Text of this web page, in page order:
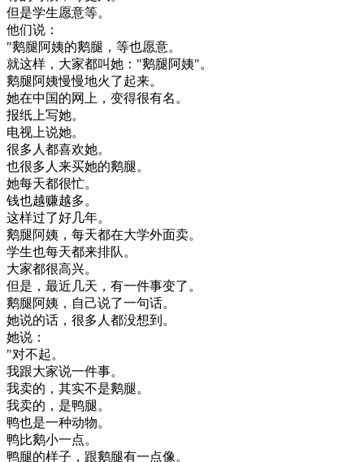
但是学生愿意等。
他们说 ：
"鹅腿阿姨的鹅腿 ， 等也愿意。
就这样 ， 大家都叫她 ： "鹅腿阿姨"。
鹅腿阿姨慢慢地火了起来。
她在中国的网上 ， 变得很有名。
报纸上写她。
电视上说她。
很多人都喜欢她。
也很多人来买她的鹅腿。
她每天都很忙。
钱也越赚越多。
这样过了好几年。
鹅腿阿姨 ， 每天都在大学外面卖。
学生也每天都来排队。
大家都很高兴。
但是 ， 最近几天 ， 有一件事变了。
鹅腿阿姨 ， 自己说了一句话。
她说的话 ， 很多人都没想到 。
她说 ：
"对不起。
我跟大家说一件事。
我卖的 ， 其实不是鹅腿。
我卖的 ， 是鸭腿。
鸭也是一种动物。
鸭比鹅小一点。
鸭腿的样子 ， 跟鹅腿有一点像。